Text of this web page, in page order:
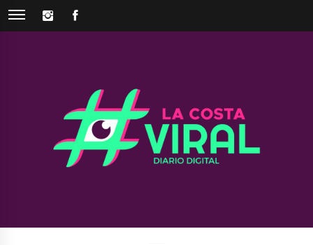
Skip
INSTAGRAM
Viral